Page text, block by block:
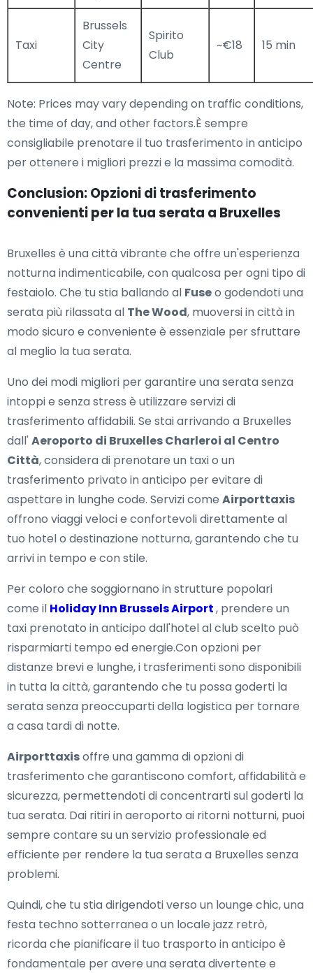
Taxi
Brussels
City
Centre
Spirito
Club
~€18 15 min
Note: Prices may vary depending on traffic conditions,
the time of day, and other factors.È sempre
consigliabile prenotare il tuo trasferimento in anticipo
per ottenere i migliori prezzi e la massima comodità.
Conclusion: Opzioni di trasferimento
convenienti per la tua serata a Bruxelles
Bruxelles è una città vibrante che offre un'esperienza
notturna indimenticabile, con qualcosa per ogni tipo di
festaiolo. Che tu stia ballando al Fuseo godendoti una
serata più rilassata al The Wood, muoversi in città in
modo sicuro e conveniente è essenziale per sfruttare
al meglio la tua serata.
Uno dei modi migliori per garantire una serata senza
intoppi e senza stress è utilizzare servizi di
trasferimento affidabili. Se stai arrivando a Bruxelles
dall'Aeroporto di Bruxelles Charleroi al Centro
Città, considera di prenotare un taxi o un
trasferimento privato in anticipo per evitare di
aspettare in lunghe code. Servizi come Airporttaxis
offrono viaggi veloci e confortevoli direttamente al
tuo hotel o destinazione notturna, garantendo che tu
arrivi in tempo e con stile.
Per coloro che soggiornano in strutture popolari
come il Holiday Inn Brussels Airport, prendere un
taxi prenotato in anticipo dall'hotel al club scelto può
risparmiarti tempo ed energie.Con opzioni per
distanze brevi e lunghe, i trasferimenti sono disponibili
in tutta la città, garantendo che tu possa goderti la
serata senza preoccuparti della logistica per tornare
a casa tardi di notte.
Airporttaxisoffre una gamma di opzioni di
trasferimento che garantiscono comfort, affidabilità e
sicurezza, permettendoti di concentrarti sul goderti la
tua serata. Dai ritiri in aeroporto ai ritorni notturni, puoi
sempre contare su un servizio professionale ed
efficiente per rendere la tua serata a Bruxelles senza
problemi.
Quindi, che tu stia dirigendoti verso un lounge chic, una
festa techno sotterranea o un locale jazz retrò,
ricorda che pianificare il tuo trasporto in anticipo è
fondamentale per avere una serata divertente e